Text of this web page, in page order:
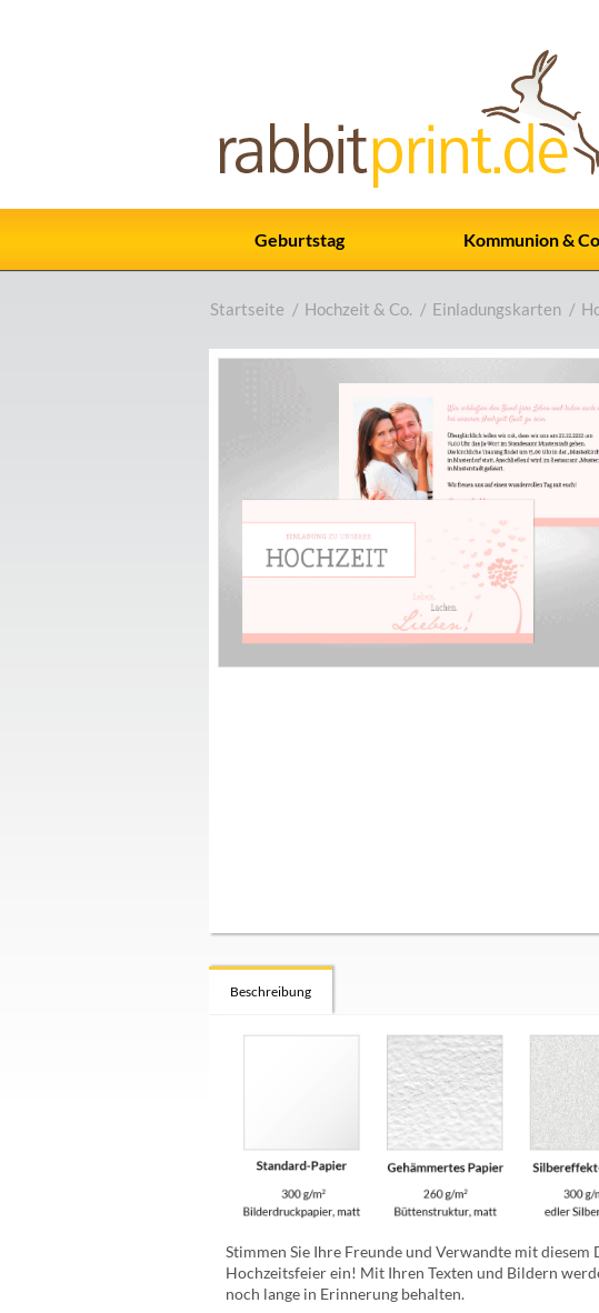
Geburtstag Kommunion &
Startseite / Hochzeit & Co. / Einladungskarten /
Beschreibung
Stimmen Sie Ihre Freunde und Verwandte mit
Hochzeitsfeier ein! Mit Ihren Texten und Bildern
noch lange in Erinnerung behalten.